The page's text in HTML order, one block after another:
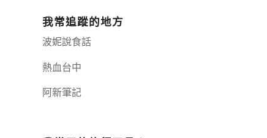
我常追蹤的地方
波妮說食話
熱血台中
阿新筆記嘉義+1 | 嘉義加一